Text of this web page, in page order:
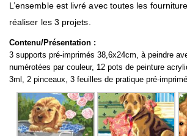
L’ensemble est livré avec toutes les
réaliser les 3 projets.
Contenu/Présentation :
3 supports pré-imprimés 38,6x24cm, à peindre
numérotées par couleur, 12 pots de peinture
3ml, 2 pinceaux, 3 feuilles de pratique pré-